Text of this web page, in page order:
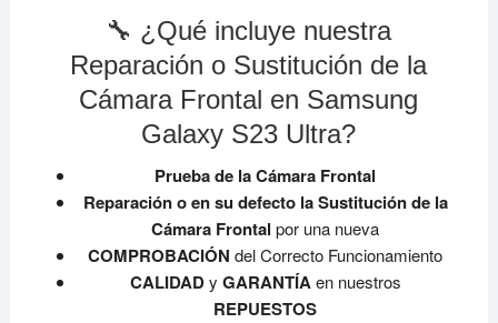
🔧 ¿Qué incluye nuestra
Reparación o Sustitución de la
Cámara Frontal en Samsung
Galaxy S23 Ultra?
Prueba de la Cámara Frontal
Reparación o en su defecto la Sustitución de la
Cámara Frontalpor una nueva
COMPROBACIÓNdel Correcto Funcionamiento
CALIDADy GARANTÍAen nuestros
REPUESTOS